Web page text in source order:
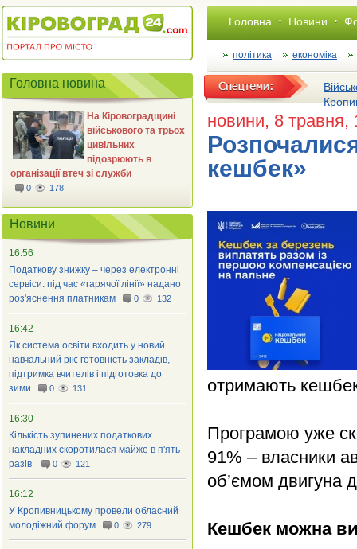
Головна Новини
політика економіка
новини, 8 травня,
кешбек»
отримають
Програмою уже
91% – власники
об’ємом двигуна
Кешбек можна
Головна новина
На Кіровоградщині
військового та трьох
цивільних
підозрюють в
організації втеч зі служби
0 178
Новини
16:56
Податкову знижку – через електронні
сервіси: під час «гарячої лінії» надано
роз'яснення платникам
0 132
16:42
Як система освіти входить у новий
навчальний рік: готовність закладів,
підтримка вчителів і підготовка до
зими
0 131
16:30
Кількість зупинених податкових
накладних скоротилася майже в п'ять
разів
0 121
16:12
У Кропивницькому провели обласний
молодіжний форум
0 279